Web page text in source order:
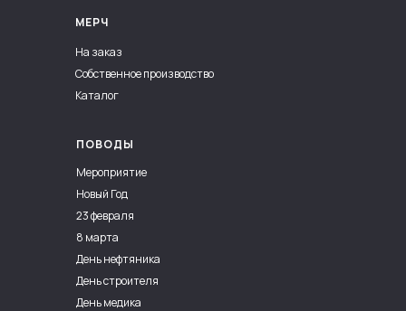
МЕРЧ
На заказ
Собственное производство
Каталог
ПОВОДЫ
Мероприятие
Новый Год
23 февраля
8 марта
День нефтяника
День строителя
День медика